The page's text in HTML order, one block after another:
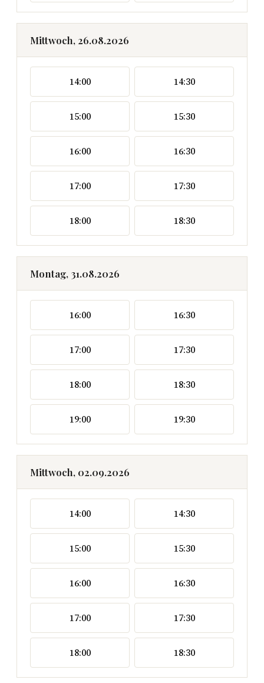
Mittwoch, 26.08.2026
14:00 14:30
15:00 15:30
16:00 16:30
17:00 17:30
18:00 18:30
Montag, 31.08.2026
16:00 16:30
17:00 17:30
18:00 18:30
19:00 19:30
Mittwoch, 02.09.2026
14:00 14:30
15:00 15:30
16:00 16:30
17:00 17:30
18:00 18:30